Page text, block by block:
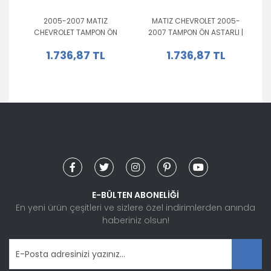
2005-2007 MATIZ
CHEVROLET TAMPON ÖN
96600617
1.736,87 TL
MATIZ CHEVROLET 2005-
2007 TAMPON ÖN ASTARLI |
1.736,87 TL
E-BÜLTEN ABONELİĞİ
En yeni ürün çeşitleri ve sizlere özel indirimlerden anında
haberiniz olsun!